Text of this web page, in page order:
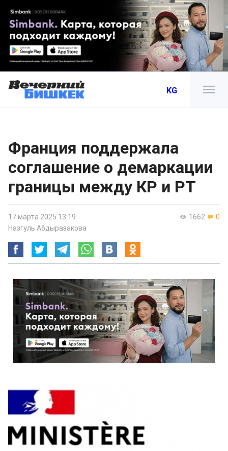
KG
Франция поддержала
соглашение о демаркации
границы между КР и РТ
1662 0
17 марта 2025 13:19
Назгуль Абдыразакова